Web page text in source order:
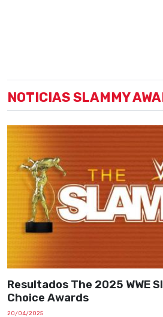
NOTICIAS SLAMMY
Resultados The 2025 WWE
Choice Awards
20/04/2025